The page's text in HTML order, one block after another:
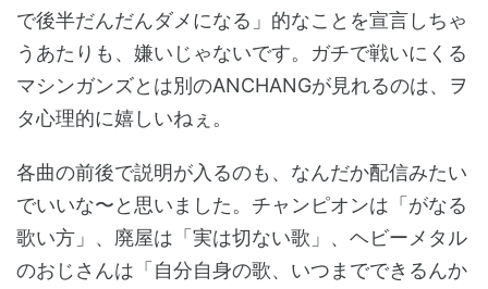
で後半だんだんダメになる」的なことを宣言しちゃ
うあたりも、嫌いじゃないです。ガチで戦いにくる
マシンガンズとは別のANCHANGが見れるのは、ヲ
タ心理的に嬉しいねぇ。
各曲の前後で説明が入るのも、なんだか配信みたい
でいいな〜と思いました。チャンピオンは「がなる
歌い方」、廃屋は「実は切ない歌」、ヘビーメタル
のおじさんは「自分自身の歌、いつまでできるんか